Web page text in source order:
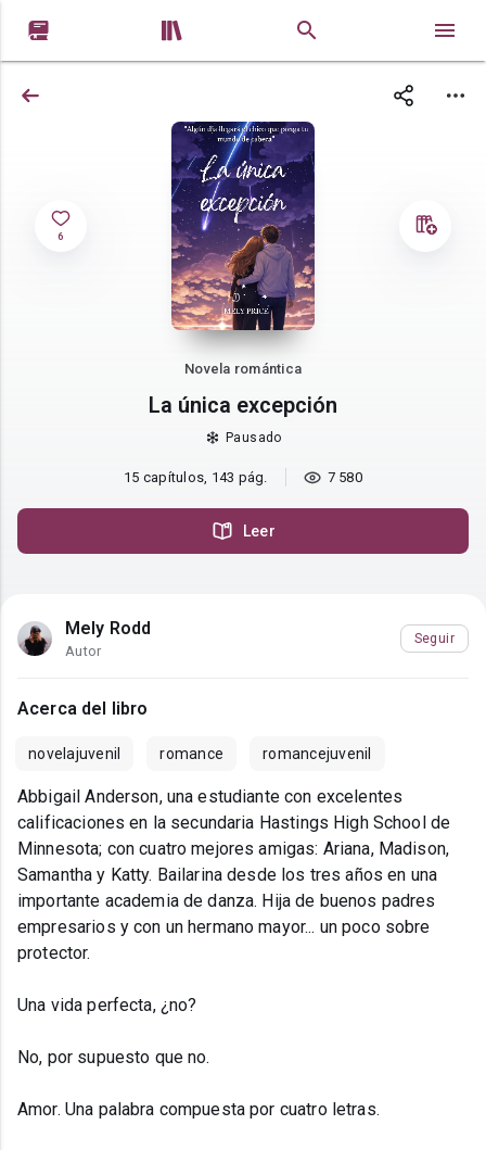
 
6
Novela romántica
La única excepción
Pausado
15 capítulos, 143 pág. 7 580
Leer
Mely Rodd
Autor
Seguir
Acerca del libro
novelajuvenil romance romancejuvenil
Abbigail Anderson, una estudiante con excelentes
calificaciones en la secundaria Hastings High School de
Minnesota; con cuatro mejores amigas: Ariana, Madison,
Samantha y Katty. Bailarina desde los tres años en una
importante academia de danza. Hija de buenos padres
empresarios y con un hermano mayor... un poco sobre
protector.
Una vida perfecta, ¿no?
No, por supuesto que no.
Amor. Una palabra compuesta por cuatro letras.